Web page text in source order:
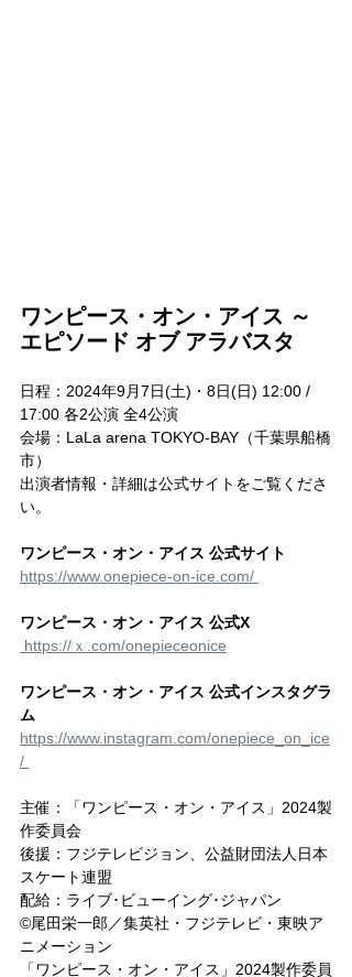
ワンピース・オン・アイス ～
エピソード オブ アラバスタ
日程：2024年9月7日(土)・8日(日) 12:00 /
17:00 各2公演 全4公演
会場：LaLa arena TOKYO-BAY（千葉県船橋
市）
出演者情報・詳細は公式サイトをご覧くださ
い。
ワンピース・オン・アイス 公式サイト
https://www.onepiece-on-ice.com/
ワンピース・オン・アイス 公式X
https://ｘ.com/onepieceonice
ワンピース・オン・アイス 公式インスタグラ
ム
https://www.instagram.com/onepiece_on_ice
/
主催：「ワンピース・オン・アイス」2024製
作委員会
後援：フジテレビジョン、公益財団法人日本
スケート連盟
配給：ライブ･ビューイング･ジャパン
©尾田栄一郎／集英社・フジテレビ・東映ア
ニメーション
「ワンピース・オン・アイス」2024製作委員